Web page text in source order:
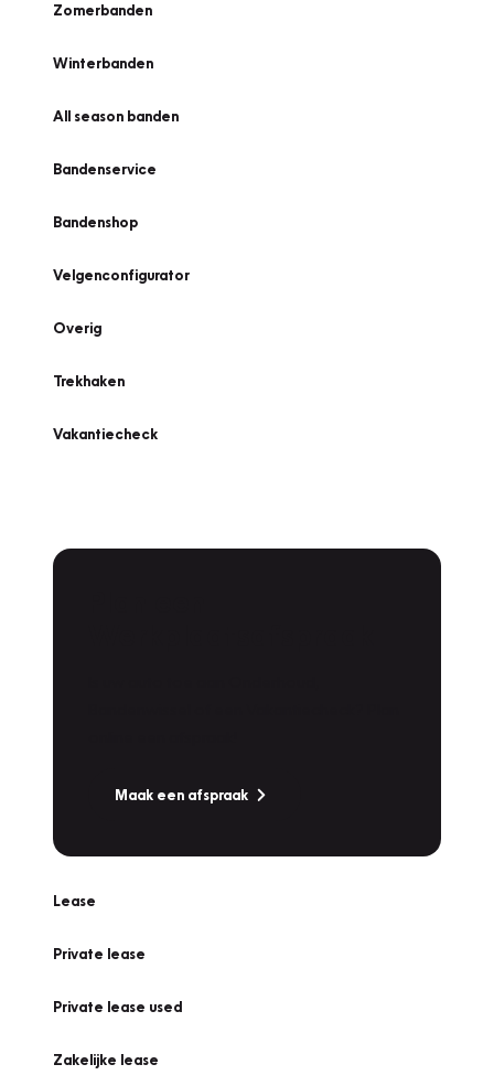
Zomerbanden
Winterbanden
All season banden
Bandenservice
Bandenshop
Velgenconfigurator
Overig
Trekhaken
Vakantiecheck
Maak een afspraak
Lease
Private lease
Private lease used
Zakelijke lease